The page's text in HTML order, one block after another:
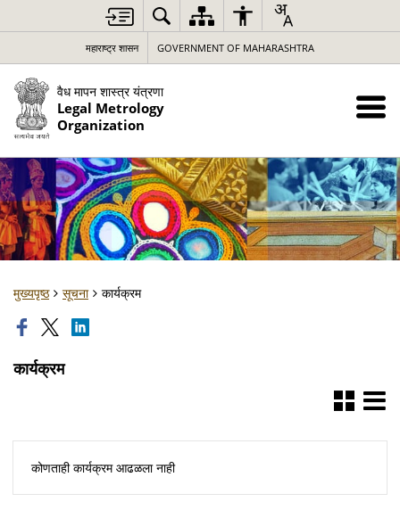
महाराष्ट्र शासन GOVERNMENT OF MAHARASHTRA
वैध मापन शास्त्र यंत्रणा
Legal Metrology
Organization
मुख्यपृष्ठ सूचना कार्यक्रम
कार्यक्रम
कोणताही कार्यक्रम आढळला नाही